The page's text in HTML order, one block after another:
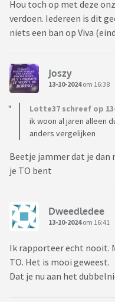
Hou toch op met deze
verdoen. Iedereen is dit
niets een ban op Viva
Joszy
13-10-2024om 16:38
Lotte37 schreef op
ik woon al jaren alleen
anders vergelijken
Beetje jammer dat je dan
je TO bent
Dweedledee
13-10-2024om 16:41
Ik rapporteer echt nooit.
TO. Het is mooi geweest.
Dat je nu aan het